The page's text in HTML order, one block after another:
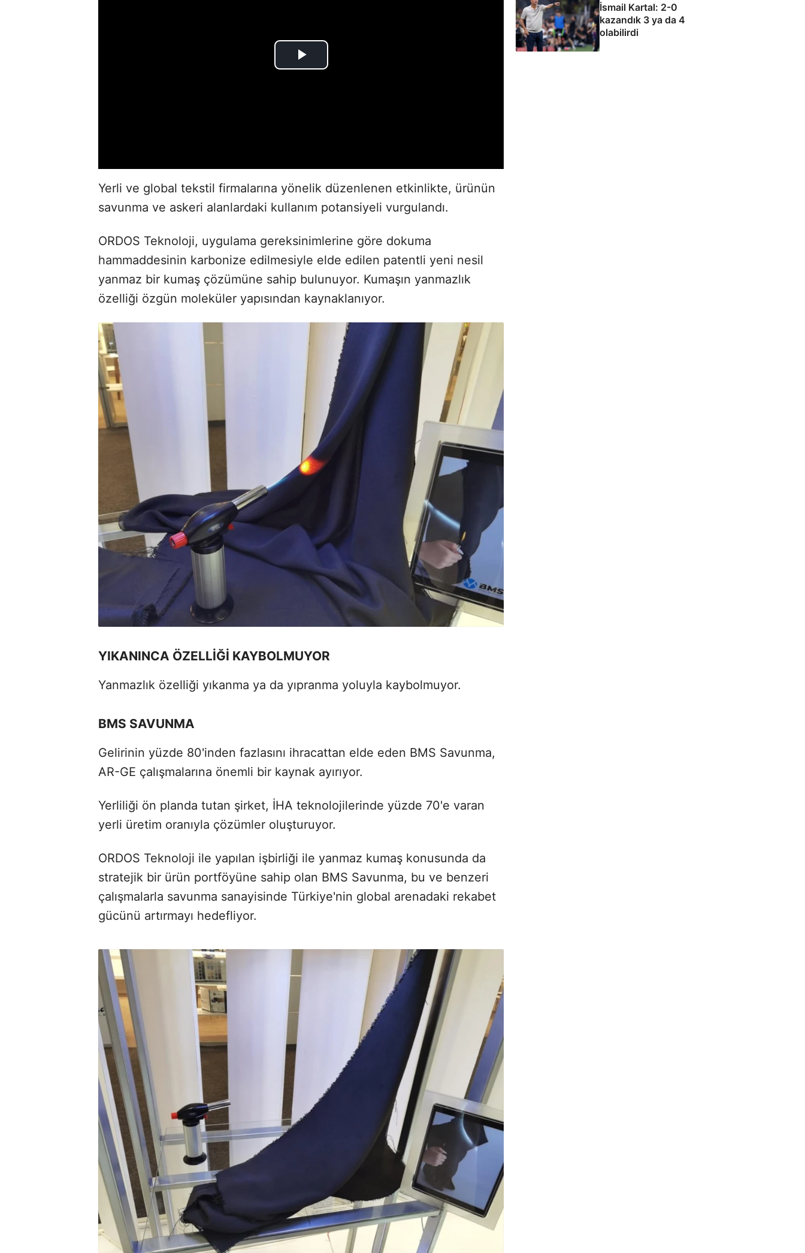
Yerli ve global tekstil firmalarına yönelik düzenlenen etkinlikte, ürünün
savunma ve askeri alanlardaki kullanım potansiyeli vurgulandı.
ORDOS Teknoloji, uygulama gereksinimlerine göre dokuma
hammaddesinin karbonize edilmesiyle elde edilen patentli yeni nesil
yanmaz bir kumaş çözümüne sahip bulunuyor. Kumaşın yanmazlık
özelliği özgün moleküler yapısından kaynaklanıyor.
YIKANINCA ÖZELLİĞİ KAYBOLMUYOR
Yanmazlık özelliği yıkanma ya da yıpranma yoluyla kaybolmuyor.
BMS SAVUNMA
Gelirinin yüzde 80'inden fazlasını ihracattan elde eden BMS Savunma,
AR-GE çalışmalarına önemli bir kaynak ayırıyor.
Yerliliği ön planda tutan şirket, İHA teknolojilerinde yüzde 70'e varan
yerli üretim oranıyla çözümler oluşturuyor.
ORDOS Teknoloji ile yapılan işbirliği ile yanmaz kumaş konusunda da
stratejik bir ürün portföyüne sahip olan BMS Savunma, bu ve benzeri
çalışmalarla savunma sanayisinde Türkiye'nin global arenadaki rekabet
gücünü artırmayı hedefliyor.
İsmail Kartal: 2-0
kazandık 3 ya da 4
olabilirdi